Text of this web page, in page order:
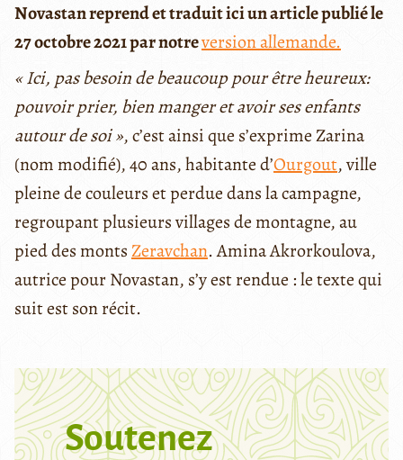
Novastan reprend et traduit ici un article publié le
27 octobre 2021 par notreversion allemande.
« Ici, pas besoin de beaucoup pour être heureux:
pouvoir prier, bien manger et avoir ses enfants
autour de soi », c’est ainsi que s’exprime Zarina
(nom modifié), 40 ans, habitante d’Ourgout, ville
pleine de couleurs et perdue dans la campagne,
regroupant plusieurs villages de montagne, au
pied des montsZeravchan. Amina Akrorkoulova,
autrice pour Novastan, s’y est rendue : le texte qui
suit est son récit.
Soutenez